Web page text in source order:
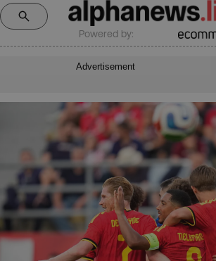
Powered by:
Advertisement